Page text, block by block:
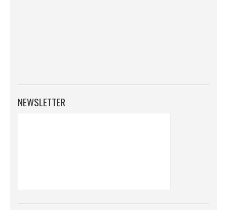
NEWSLETTER